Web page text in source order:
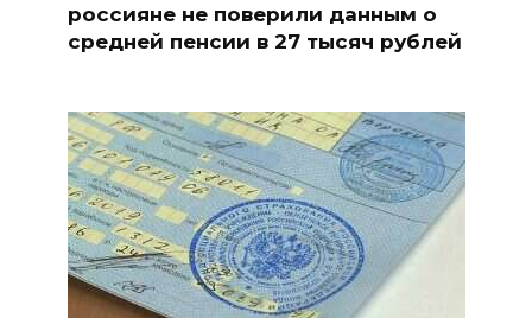
россияне не поверили данным о
средней пенсии в 27 тысяч рублей